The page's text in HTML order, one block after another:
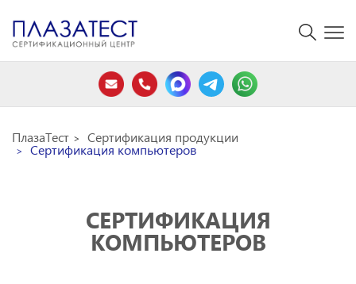
ПлазаТест Сертификация продукции
Сертификация компьютеров
СЕРТИФИКАЦИЯ
КОМПЬЮТЕРОВ